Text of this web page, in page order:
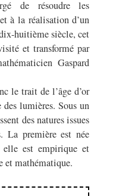
de résoudre les
à la réalisation d’un
huitième siècle, cet
et transformé par
Gaspard
le trait de l’âge d’or
lumières. Sous un
des natures issues
La première est née
elle est empirique et
et mathématique.